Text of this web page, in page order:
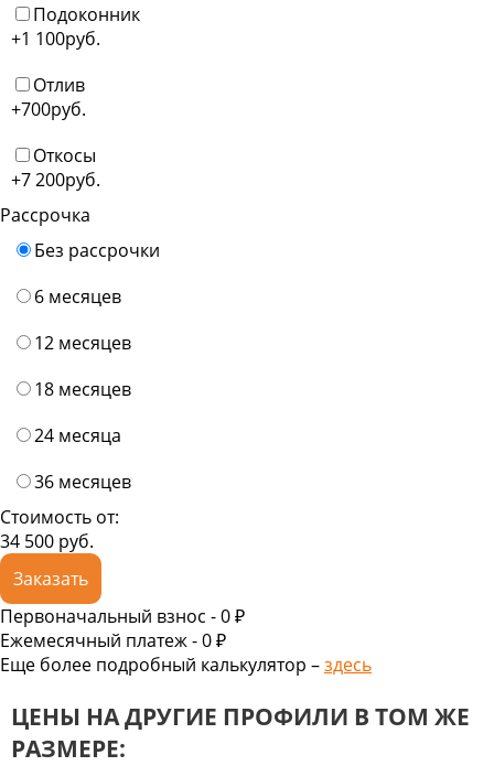
Подоконник
+1 100руб.
Отлив
+700руб.
Откосы
+7 200руб.
Рассрочка
Без рассрочки
6 месяцев
12 месяцев
18 месяцев
24 месяца
36 месяцев
Стоимость от:
34 500 руб.
Заказать
Первоначальный взнос -0 ₽
Ежемесячный платеж -0₽
Еще более подробный калькулятор –здесь
ЦЕНЫ НА ДРУГИЕ ПРОФИЛИ В ТОМ ЖЕ
РАЗМЕРЕ: